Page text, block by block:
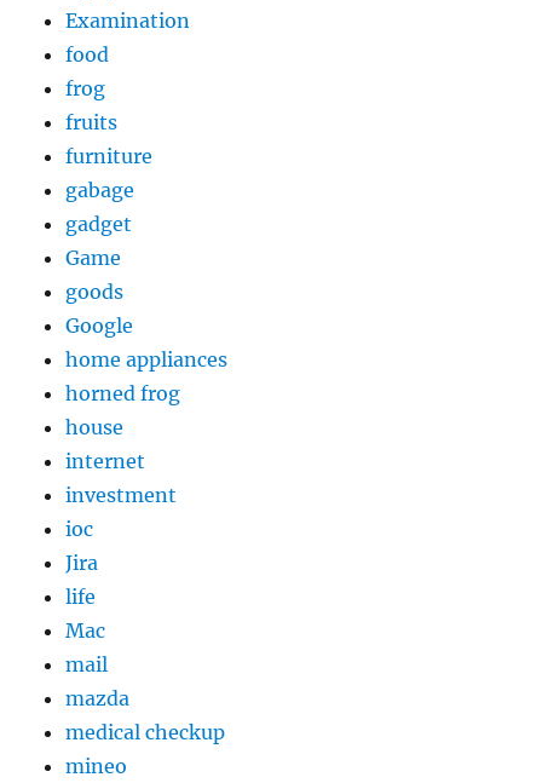
Examination
food
frog
fruits
furniture
gabage
gadget
Game
goods
Google
home appliances
horned frog
house
internet
investment
ioc
Jira
life
Mac
mail
mazda
medical checkup
mineo